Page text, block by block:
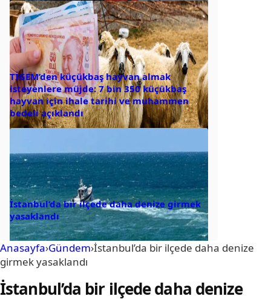
TİGEM’den küçükbaş hayvan almak
isteyenlere müjde: 7 bin 350 küçükbaş
hayvan için ihale tarihi ve muhammen
bedeli açıklandı
İstanbul’da bir ilçede daha denize girmek
yasaklandı
Anasayfa›Gündem›İstanbul’da bir ilçede daha denize
girmek yasaklandı
İstanbul’da bir ilçede daha denize